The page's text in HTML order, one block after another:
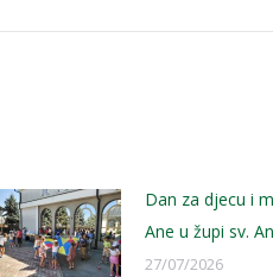
Dan za djecu i
Ane u župi sv.
27/07/2026